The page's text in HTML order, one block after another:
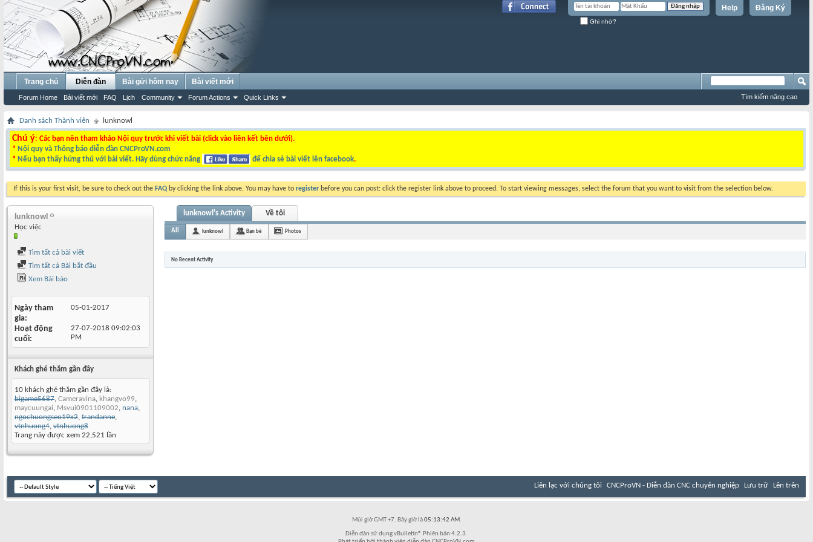
Đăng Ký
Help
Ghi nhớ?
Trang chủ Diễn đàn
Forum Home Bài viết mới FAQ Lịch Community Forum Actions Quick Links
Bài gửi hôm nay Bài viết mới
Tìm kiếm nâng cao
Danh sách Thành viên lunknowl
Chú ý: Các bạn nên tham khảo Nội quy trước khi viết bài (click vào liên kết bên dưới).
* Nội quy và Thông báo diễn đàn CNCProVN.com
* Nếu bạn thấy hứng thú với bài viết. Hãy dùng chức năng để chia sẻ bài viết lên facebook.
If this is your first visit, be sure to check out the FAQ by clicking the link above. You may have to register before you can post: click the register link above to proceed. To start viewing messages, select the forum that you want to visit from the selection below.
lunknowl
Học việc
Tìm tất cả bài viết
Tìm tất cả Bài bắt đầu
Xem Bài báo
Ngày tham
gia
05-01-2017
Hoạt động
cuối
27-07-2018 09:02:03
PM
Khách ghé thăm gần đây
10 khách ghé thăm gần đây là:
bigame5687, Cameravina, khangvo99,
maycuungai, Msvui0901109002, nana,
ngochuongseo19x2, trandanne,
vtnhuong4, vtnhuong8
Trang này được xem 22,521 lần
lunknowl's Activity Về tôi
All lunknowl Bạn bè Photos
No Recent Activity
Liên lạc với chúng tôi CNCProVN - Diễn đàn CNC chuyên nghiệp Lưu trữ Lên trên
Múi giờ GMT +7. Bây giờ là05:13:42 AM.
Diễn đàn sử dụng vBulletin® Phiên bản 4.2.3.